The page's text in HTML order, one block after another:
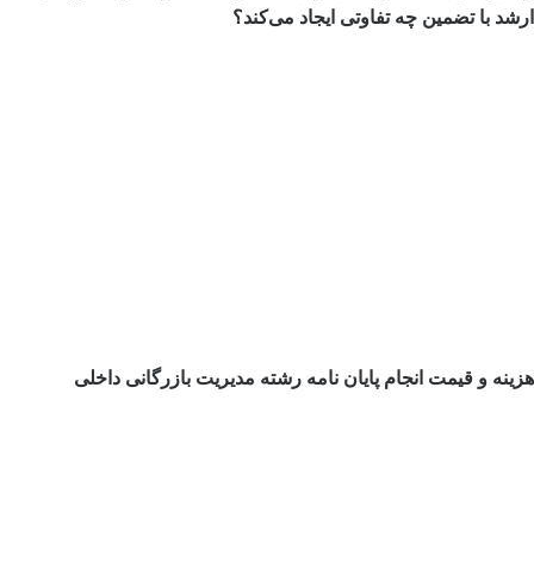
ارشد با تضمین چه تفاوتی ایجاد می‌کند؟
هزینه و قیمت انجام پایان نامه رشته مدیریت بازرگانی داخلی